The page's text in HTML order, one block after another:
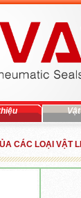
CÁC LOẠI VẬT